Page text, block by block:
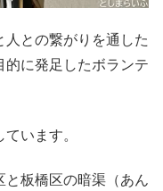
人との繋がりを通した
に発足したボランテ
います。
板橋区の暗渠（あん